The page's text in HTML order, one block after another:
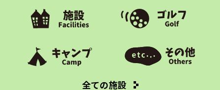
全ての施設